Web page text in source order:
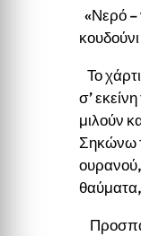
«Νερό –
Το
σ’
μιλούν
Σηκώνω
θαύματα,